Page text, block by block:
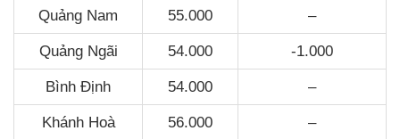
Quảng Nam 55.000 –
Quảng Ngãi 54.000 -1.000
Bình Định 54.000 –
Khánh Hoà 56.000 –